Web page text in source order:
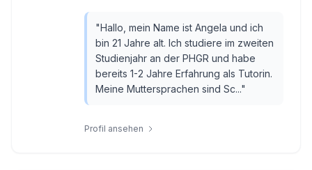
"Hallo, mein Name ist Angela und ich
bin 21 Jahre alt. Ich studiere im zweiten
Studienjahr an der PHGR und habe
bereits 1-2 Jahre Erfahrung als Tutorin.
Meine Muttersprachen sind Sc..."
Profil ansehen